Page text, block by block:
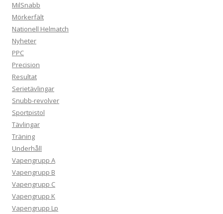
MilSnabb
Mörkerfält
Nationell Helmatch
Nyheter
PPC
Precision
Resultat
Serietävlingar
Snubb-revolver
Sportpistol
Tävlingar
Träning
Underhåll
Vapengrupp A
Vapengrupp B
Vapengrupp C
Vapengrupp K
Vapengrupp Lp